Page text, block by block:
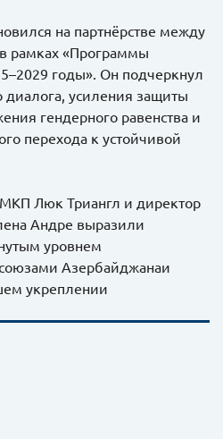
на партнёрстве между
рамках «Программы
годы». Он подчеркнул
диалога, усиления защиты
гендерного равенства и
перехода к устойчивой
МКП Люк Триангл и директор
Андре выразили
уровнем
Азербайджанаи
укреплении